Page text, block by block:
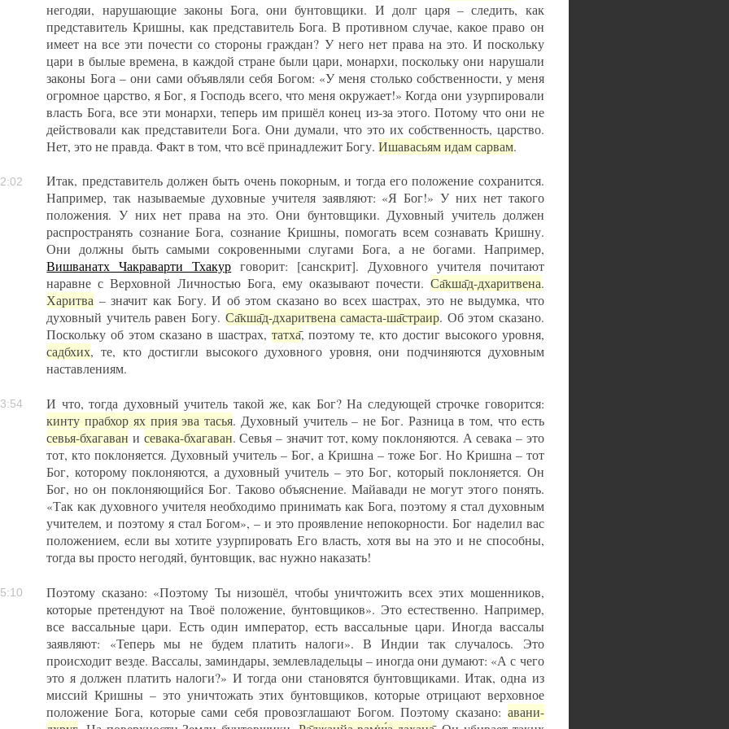
негодяи, нарушающие законы Бога, они бунтовщики. И долг царя – следить, как
представитель Кришны, как представитель Бога. В противном случае, какое право он
имеет на все эти почести со стороны граждан? У него нет права на это. И поскольку
цари в былые времена, в каждой стране были цари, монархи, поскольку они нарушали
законы Бога – они сами объявляли себя Богом: «У меня столько собственности, у меня
огромное царство, я Бог, я Господь всего, что меня окружает!» Когда они узурпировали
власть Бога, все эти монархи, теперь им пришёл конец из-за этого. Потому что они не
действовали как представители Бога. Они думали, что это их собственность, царство.
Нет, это не правда. Факт в том, что всё принадлежит Богу.Ишавасьям идам сарвам.
Итак, представитель должен быть очень покорным, и тогда его положение сохранится.
Например, так называемые духовные учителя заявляют: «Я Бог!» У них нет такого
положения. У них нет права на это. Они бунтовщики. Духовный учитель должен
распространять сознание Бога, сознание Кришны, помогать всем сознавать Кришну.
Они должны быть самыми сокровенными слугами Бога, а не богами. Например,
Вишванатх Чакраварти Тхакур говорит: [санскрит]. Духовного учителя почитают
наравне с Верховной Личностью Бога, ему оказывают почести. Са̄кша̄д-дхаритвена.
Харитва – значит как Богу. И об этом сказано во всех шастрах, это не выдумка, что
духовный учитель равен Богу. Са̄кша̄д-дхаритвена самаста-ша̄страир. Об этом сказано.
Поскольку об этом сказано в шастрах, татха̄, поэтому те, кто достиг высокого уровня,
садбхих, те, кто достигли высокого духовного уровня, они подчиняются духовным
наставлениям.
И что, тогда духовный учитель такой же, как Бог? На следующей строчке говорится:
кинту прабхор ях прия эва тасья. Духовный учитель – не Бог. Разница в том, что есть
севья-бхагаван и севака-бхагаван. Севья – значит тот, кому поклоняются. А севака – это
тот, кто поклоняется. Духовный учитель – Бог, а Кришна – тоже Бог. Но Кришна – тот
Бог, которому поклоняются, а духовный учитель – это Бог, который поклоняется. Он
Бог, но он поклоняющийся Бог. Таково объяснение. Майавади не могут этого понять.
«Так как духовного учителя необходимо принимать как Бога, поэтому я стал духовным
учителем, и поэтому я стал Богом», – и это проявление непокорности. Бог наделил вас
положением, если вы хотите узурпировать Его власть, хотя вы на это и не способны,
тогда вы просто негодяй, бунтовщик, вас нужно наказать!
Поэтому сказано: «Поэтому Ты низошёл, чтобы уничтожить всех этих мошенников,
которые претендуют на Твоё положение, бунтовщиков». Это естественно. Например,
все вассальные цари. Есть один император, есть вассальные цари. Иногда вассалы
заявляют: «Теперь мы не будем платить налоги». В Индии так случалось. Это
происходит везде. Вассалы, заминдары, землевладельцы – иногда они думают: «А с чего
это я должен платить налоги?» И тогда они становятся бунтовщиками. Итак, одна из
миссий Кришны – это уничтожать этих бунтовщиков, которые отрицают верховное
положение Бога, которые сами себя провозглашают Богом. Поэтому сказано: авани-